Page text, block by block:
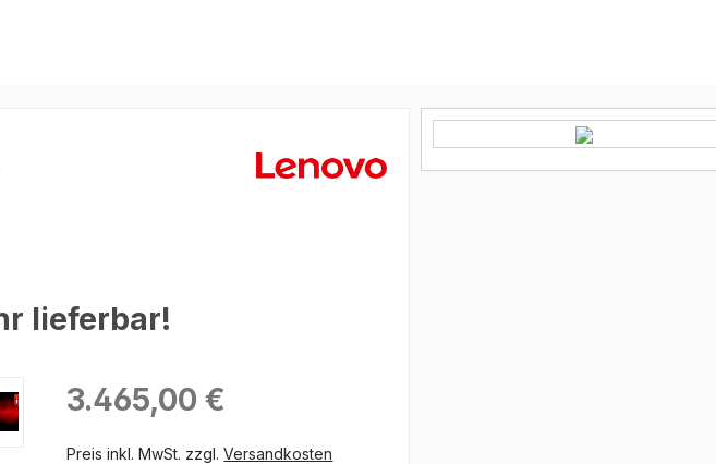
lieferbar!
Regulärer Preis:
3.465,00 €
Preis inkl. MwSt. zzgl.Versandkosten